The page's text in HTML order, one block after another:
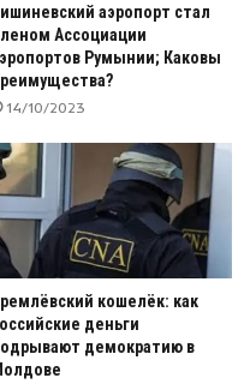
аэропорт стал
Ассоциации
Румынии; Каковы
14/10/2023
кошелёк: как
деньги
демократию в